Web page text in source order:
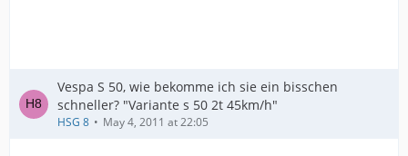
Vespa S 50, wie bekomme ich sie ein bisschen
schneller? "Variante s 50 2t 45km/h"
HSG 8 May 4, 2011 at 22:05